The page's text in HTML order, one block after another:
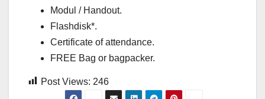
Modul / Handout.
Flashdisk*.
Certificate of attendance.
FREE Bag or bagpacker.
Post Views: 246